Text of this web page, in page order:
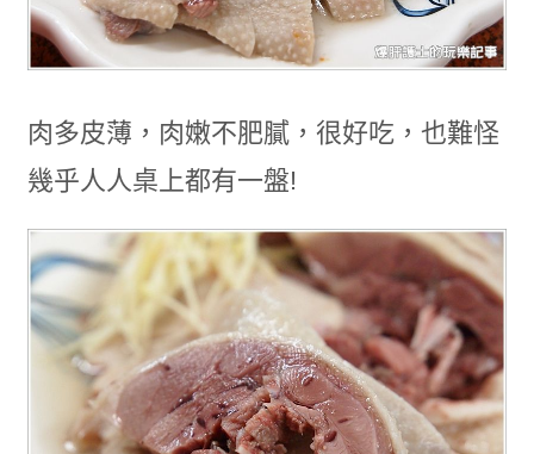
肉多皮薄，肉嫩不肥膩，很好吃，也難怪
幾乎人人桌上都有一盤!